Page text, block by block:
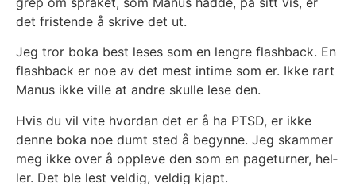
det fris­ten­de å skri­ve det ut.
Jeg tror boka best leses som en leng­re flash­back. En
flash­back er noe av det mest inti­me som er. Ikke rart
Manus ikke vil­le at and­re skul­le lese den.
Hvis du vil vite hvor­dan det er å ha PTSD, er ikke
den­ne boka noe dumt sted å begyn­ne. Jeg skam­mer
meg ikke over å opp­le­ve den som en page­tur­ner, hel­
ler. Det ble lest vel­dig, vel­dig kjapt.